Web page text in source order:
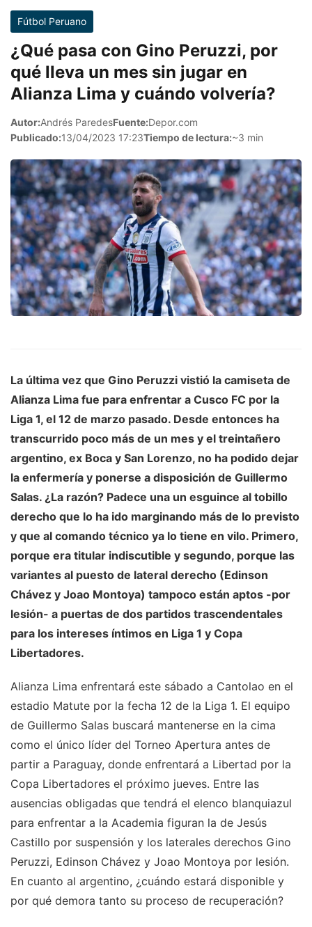
Fútbol Peruano
¿Qué pasa con Gino Peruzzi, por
qué lleva un mes sin jugar en
Alianza Lima y cuándo volvería?
Autor:Andrés ParedesFuente:Depor.com
Publicado:13/04/2023 17:23Tiempo de lectura:~3 min
La última vez que Gino Peruzzi vistió la camiseta de
Alianza Lima fue para enfrentar a Cusco FC por la
Liga 1, el 12 de marzo pasado. Desde entonces ha
transcurrido poco más de un mes y el treintañero
argentino, ex Boca y San Lorenzo, no ha podido dejar
la enfermería y ponerse a disposición de Guillermo
Salas. ¿La razón? Padece una un esguince al tobillo
derecho que lo ha ido marginando más de lo previsto
y que al comando técnico ya lo tiene en vilo. Primero,
porque era titular indiscutible y segundo, porque las
variantes al puesto de lateral derecho (Edinson
Chávez y Joao Montoya) tampoco están aptos -por
lesión- a puertas de dos partidos trascendentales
para los intereses íntimos en Liga 1 y Copa
Libertadores.
Alianza Lima enfrentará este sábado a Cantolao en el
estadio Matute por la fecha 12 de la Liga 1. El equipo
de Guillermo Salas buscará mantenerse en la cima
como el único líder del Torneo Apertura antes de
partir a Paraguay, donde enfrentará a Libertad por la
Copa Libertadores el próximo jueves. Entre las
ausencias obligadas que tendrá el elenco blanquiazul
para enfrentar a la Academia figuran la de Jesús
Castillo por suspensión y los laterales derechos Gino
Peruzzi, Edinson Chávez y Joao Montoya por lesión.
En cuanto al argentino, ¿cuándo estará disponible y
por qué demora tanto su proceso de recuperación?